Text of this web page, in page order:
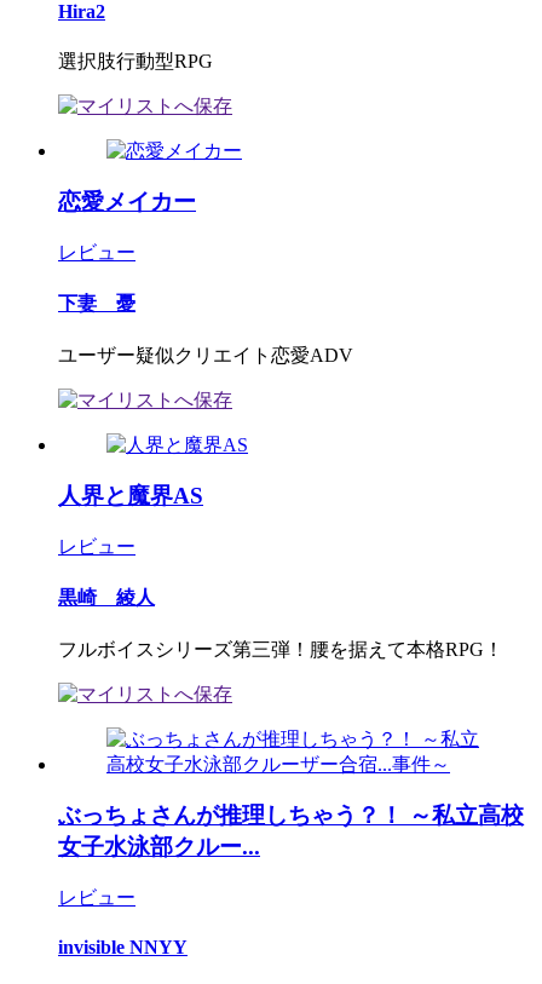
Hira2
選択肢行動型RPG
恋愛メイカー
レビュー
下妻 憂
ユーザー疑似クリエイト恋愛ADV
人界と魔界AS
レビュー
黒崎 綾人
フルボイスシリーズ第三弾！腰を据えて本格RPG！
ぶっちょさんが推理しちゃう？！ ～私立高校
女子水泳部クルー...
レビュー
invisible NNYY